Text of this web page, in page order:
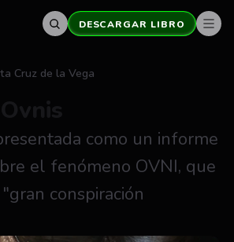
DESCARGAR LIBRO
Cruz de la Vega
como un informe
el fenómeno OVNI, que
conspiración